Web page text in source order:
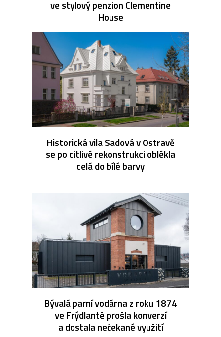
ve stylový penzion Clementine
House
Historická vila Sadová v Ostravě
se po citlivé rekonstrukci oblékla
celá do bílé barvy
Bývalá parní vodárna z roku 1874
ve Frýdlantě prošla konverzí
a dostala nečekané využití